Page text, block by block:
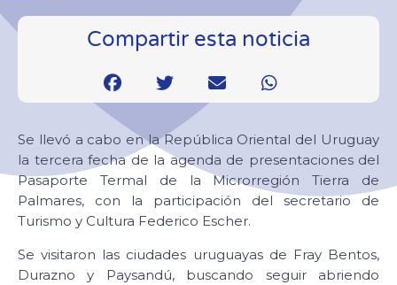
Compartir esta noticia
Se llevó a cabo en la República Oriental del Uruguay
la tercera fecha de la agenda de presentaciones del
Pasaporte Termal de la Microrregión Tierra de
Palmares, con la participación del secretario de
Turismo y Cultura Federico Escher.
Se visitaron las ciudades uruguayas de Fray Bentos,
Durazno y Paysandú, buscando seguir abriendo